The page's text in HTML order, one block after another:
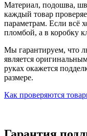
Материал, подошва,
каждый товар
параметрам. Если всё
пломбой, а в коробку
Мы гарантируем, что
является
руках окажется
размере.
Как проверяются